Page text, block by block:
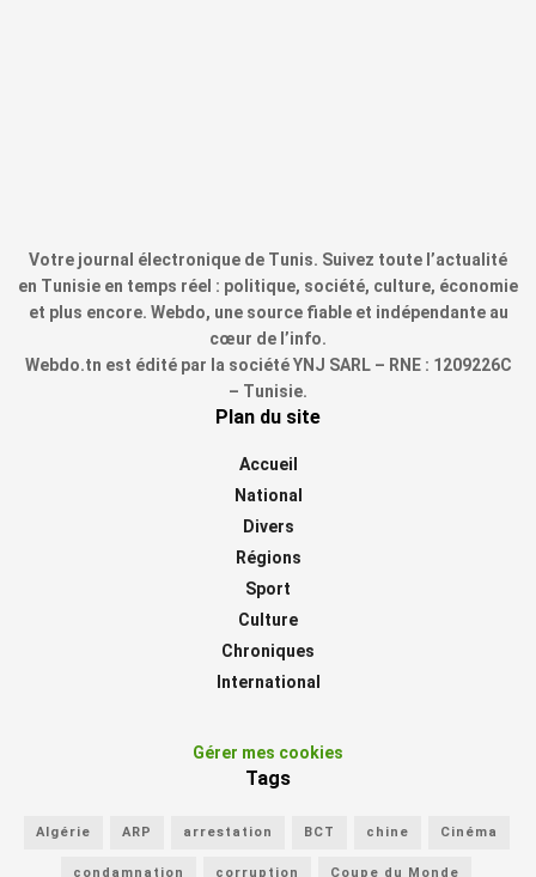
Votre journal électronique de Tunis. Suivez toute l’actualité
en Tunisie en temps réel : politique, société, culture, économie
et plus encore. Webdo, une source fiable et indépendante au
cœur de l’info.
Webdo.tn est édité par la société YNJ SARL – RNE : 1209226C
– Tunisie.
Plan du site
Accueil
National
Divers
Régions
Sport
Culture
Chroniques
International
Gérer mes cookies
Tags
Algérie ARP arrestation BCT chine Cinéma
condamnation corruption Coupe du Monde